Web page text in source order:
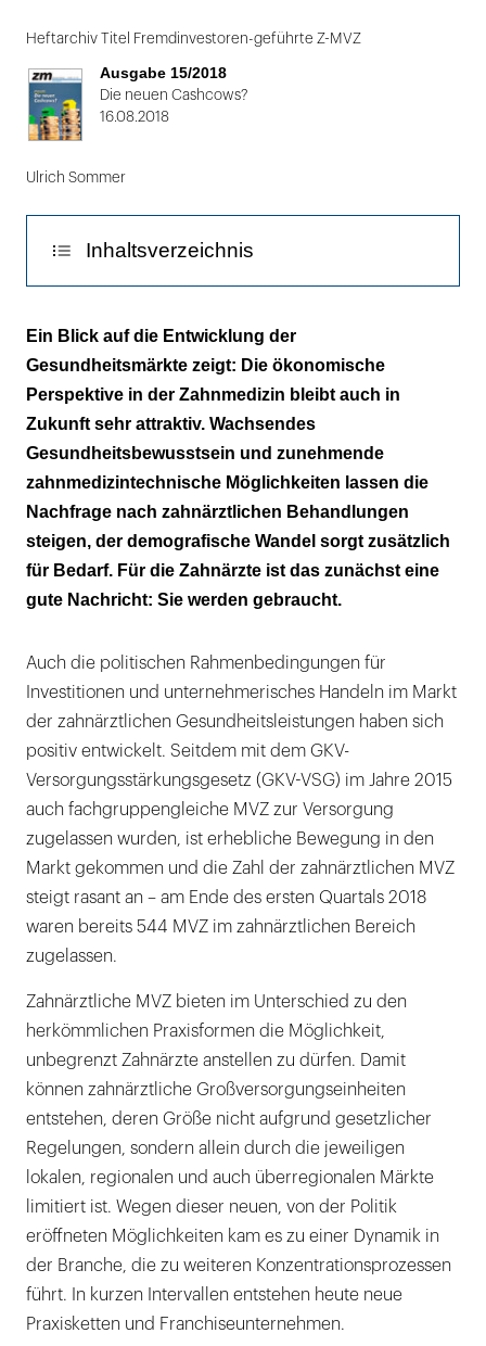
1
von
2
Heftarchiv Titel Fremdinvestoren-geführte Z-MVZ
Ausgabe 15/2018
Die neuen Cashcows?
16.08.2018
Ulrich Sommer
Inhaltsverzeichnis
Zahnmedizin im Fokus von Finanzinvestoren
Zahnärzte und Patienten nehmen neue
Angebote an
Mögliche Lösungsansätze für Zahnarztpraxen
Gemeinsam in die richtige Richtung lenken
Ein Blick auf die Entwicklung der
Gesundheitsmärkte zeigt: Die ökonomische
Perspektive in der Zahnmedizin bleibt auch in
Zukunft sehr attraktiv. Wachsendes
Gesundheitsbewusstsein und zunehmende
zahnmedizintechnische Möglichkeiten lassen die
Nachfrage nach zahnärztlichen Behandlungen
steigen, der demografische Wandel sorgt zusätzlich
für Bedarf. Für die Zahnärzte ist das zunächst eine
gute Nachricht: Sie werden gebraucht.
Auch die politischen Rahmenbedingungen für
Investitionen und unternehmerisches Handeln im Markt
der zahnärztlichen Gesundheitsleistungen haben sich
positiv entwickelt. Seitdem mit dem GKV-
Versorgungsstärkungsgesetz (GKV-VSG) im Jahre 2015
auch fachgruppengleiche MVZ zur Versorgung
zugelassen wurden, ist erhebliche Bewegung in den
Markt gekommen und die Zahl der zahnärztlichen MVZ
steigt rasant an – am Ende des ersten Quartals 2018
waren bereits 544 MVZ im zahnärztlichen Bereich
zugelassen.
Zahnärztliche MVZ bieten im Unterschied zu den
herkömmlichen Praxisformen die Möglichkeit,
unbegrenzt Zahnärzte anstellen zu dürfen. Damit
können zahnärztliche Großversorgungseinheiten
entstehen, deren Größe nicht aufgrund gesetzlicher
Regelungen, sondern allein durch die jeweiligen
lokalen, regionalen und auch überregionalen Märkte
limitiert ist. Wegen dieser neuen, von der Politik
eröffneten Möglichkeiten kam es zu einer Dynamik in
der Branche, die zu weiteren Konzentrationsprozessen
führt. In kurzen Intervallen entstehen heute neue
Praxisketten und Franchiseunternehmen.